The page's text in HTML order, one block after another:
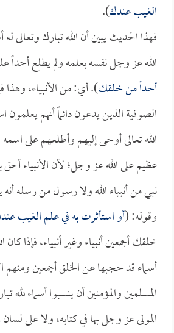
الغيب عندك).
فهذا الحديث يبين أن الله تبارك وتعالى
الله عز وجل نفسه بعلمه ولم يطلع أحداً
أحداً من خلقك). أي: من الأنبياء، وهذا
الصوفية الذين يدعون دائماً أنهم يعلمون
الله تعالى أوحى إليهم وأطلعهم على
عظيم على الله عز وجل؛ لأن الأنبياء
نبي من أنبياء الله ولا رسول من رسله
وقوله: (أو استأثرت به في علم الغيب
خلقك أجمعين أنبياء وغير أنبياء، فإذا كان
أسماء قد حجبها عن الخلق أجمعين ومنهم
المسلمين والمؤمنين أن ينسبوا أسماء لله
المولى عز وجل بها في كتابه، ولا على